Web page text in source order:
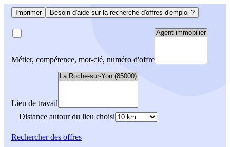
Imprimer Besoin d'aide sur la recherche d'offres d'emploi ?
Métier, compétence, mot-clé, numéro d'offre
Lieu de travail
Distance autour du lieu choisi
Rechercherdes offres